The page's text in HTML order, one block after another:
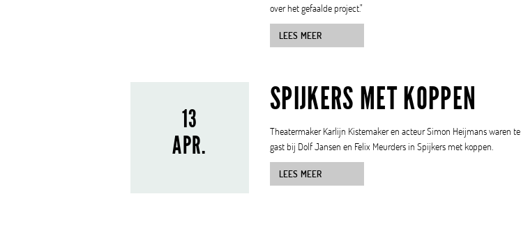
over het gefaalde project."
LEES MEER
13
APR.
SPIJKERS MET KOPPEN
Theatermaker Karlijn Kistemaker en acteur Simon Heijmans waren te
gast bij Dolf Jansen en Felix Meurders in Spijkers met koppen.
LEES MEER